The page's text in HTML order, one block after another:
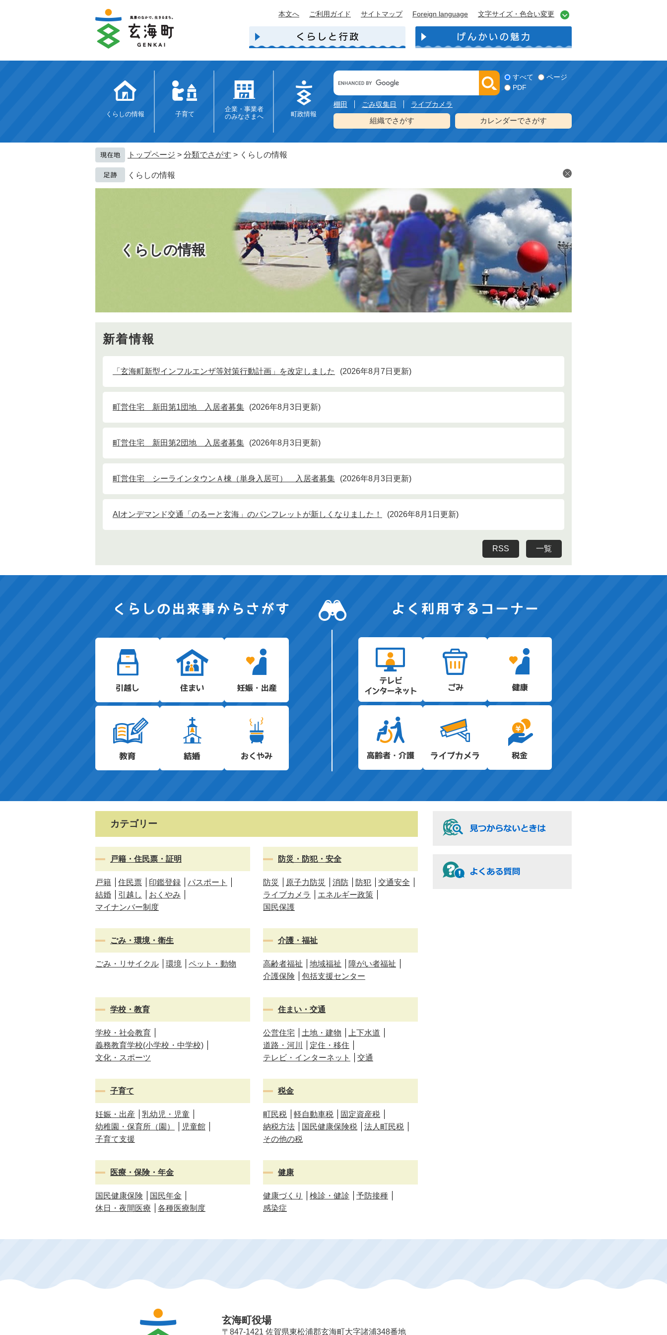
本文へ ご利用ガイド サイトマップ Foreign language 文字サイズ・色合い変更
くらしの情報 子育て
企業・事業者
のみなさまへ
町政情報
Google
カ
ス
タ
ム
検
索
すべて
ページ
PDF
棚田 ごみ収集日 ライブカメラ
組織でさがす カレンダーでさがす
トップページ > 分類でさがす > くらしの情報
くらしの情報
くらしの情報
新着情報
「玄海町新型インフルエンザ等対策行動計画」を改定しました 2026年8月7日更新
町営住宅 新田第1団地 入居者募集 2026年8月3日更新
町営住宅 新田第2団地 入居者募集 2026年8月3日更新
町営住宅 シーラインタウンＡ棟（単身入居可） 入居者募集 2026年8月3日更新
AIオンデマンド交通「のるーと玄海」のパンフレットが新しくなりました！ 2026年8月1日更新
RSS 一覧
カテゴリー
戸籍・住民票・証明
戸籍 住民票 印鑑登録
パスポート
結婚
引越し
おくやみ
マイナンバー制度
防災・防犯・安全
防災 原子力防災 消防 防犯
交通安全
ライブカメラ
エネルギー政策
国民保護
ごみ・環境・衛生
ごみ・リサイクル 環境 ペット・動物
介護・福祉
高齢者福祉 地域福祉
障がい者福祉
介護保険
包括支援センター
学校・教育
学校・社会教育
義務教育学校(小学校・中学校)
文化・スポーツ
住まい・交通
公営住宅 土地・建物
上下水道
道路・河川
定住・移住
テレビ・インターネット
交通
子育て
妊娠・出産
乳幼児・児童
幼稚園・保育所（園）
児童館
子育て支援
税金
町民税 軽自動車税
固定資産税
納税方法
国民健康保険税
法人町民税
その他の税
医療・保険・年金
国民健康保険
国民年金
休日・夜間医療
各種医療制度
健康
健康づくり 検診・健診
予防接種
感染症
玄海町役場
〒847-1421 佐賀県東松浦郡玄海町大字諸浦348番地